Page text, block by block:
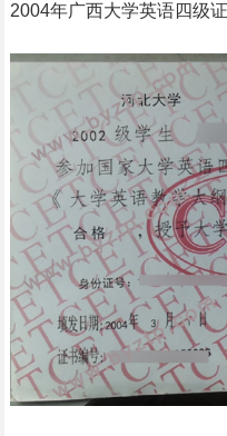
2004年广西大学英语四级